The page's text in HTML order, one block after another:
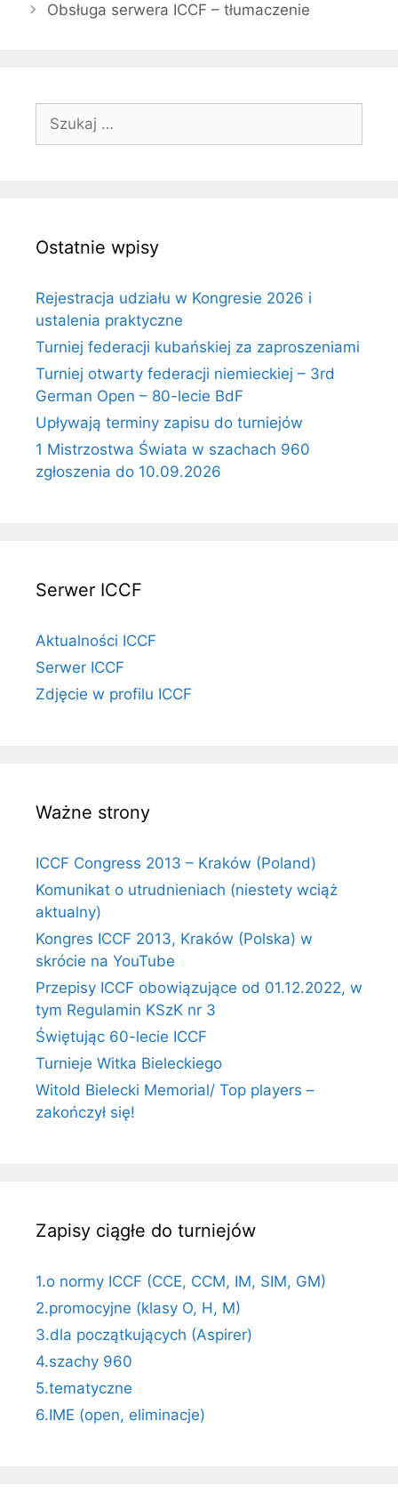
Obsługa serwera ICCF – tłumaczenie
Szukaj:
Ostatnie wpisy
Rejestracja udziału w Kongresie 2026 i
ustalenia praktyczne
Turniej federacji kubańskiej za zaproszeniami
Turniej otwarty federacji niemieckiej – 3rd
German Open – 80-lecie BdF
Upływają terminy zapisu do turniejów
1 Mistrzostwa Świata w szachach 960
zgłoszenia do 10.09.2026
Serwer ICCF
Aktualności ICCF
Serwer ICCF
Zdjęcie w profilu ICCF
Ważne strony
ICCF Congress 2013 – Kraków (Poland)
Komunikat o utrudnieniach (niestety wciąż
aktualny)
Kongres ICCF 2013, Kraków (Polska) w
skrócie na YouTube
Przepisy ICCF obowiązujące od 01.12.2022, w
tym Regulamin KSzK nr 3
Świętując 60-lecie ICCF
Turnieje Witka Bieleckiego
Witold Bielecki Memorial/ Top players –
zakończył się!
Zapisy ciągłe do turniejów
1.o normy ICCF (CCE, CCM, IM, SIM, GM)
2.promocyjne (klasy O, H, M)
3.dla początkujących (Aspirer)
4.szachy 960
5.tematyczne
6.IME (open, eliminacje)